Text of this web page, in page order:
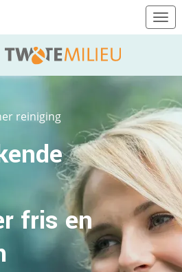
reiniging
fris en